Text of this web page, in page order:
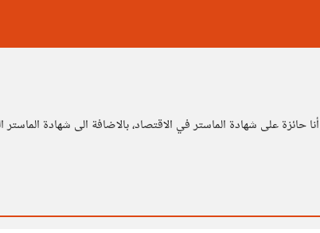
على شهادة الماستر في الاقتصاد، بالاضافة الى شهادة الماستر